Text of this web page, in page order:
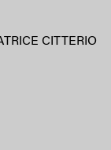
CITTERIO